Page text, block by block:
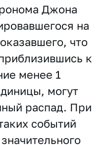
Джона
на
что
к
менее 1
могут
распад. При
событий